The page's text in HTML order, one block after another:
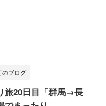
のブログ
旅20日目「群馬→長